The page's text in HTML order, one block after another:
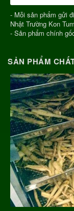
- Mỗi sản phẩm gửi
Nhật Trường Kon Tum
- Sản phẩm chính
SẢN PHẨM